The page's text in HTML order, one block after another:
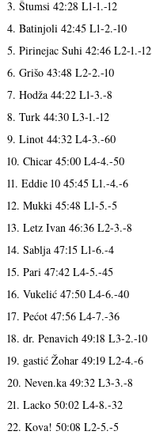
3. Štumsi 42:28 L1-1.-12
4. Batinjoli 42:45 L1-2.-10
5. Pirinejac Suhi 42:46 L2-1.-12
6. Grišo 43:48 L2-2.-10
7. Hodža 44:22 L1-3.-8
8. Turk 44:30 L3-1.-12
9. Linot 44:32 L4-3.-60
10. Chicar 45:00 L4-4.-50
11. Eddie 10 45:45 L1.-4.-6
12. Mukki 45:48 L1-5.-5
13. Letz Ivan 46:36 L2-3.-8
14. Sablja 47:15 L1-6.-4
15. Pari 47:42 L4-5.-45
16. Vukelić 47:50 L4-6.-40
17. Pećot 47:56 L4-7.-36
18. dr. Penavich 49:18 L3-2.-10
19. gastić Žohar 49:19 L2-4.-6
20. Neven.ka 49:32 L3-3.-8
21. Lacko 50:02 L4-8.-32
22. Kova! 50:08 L2-5.-5